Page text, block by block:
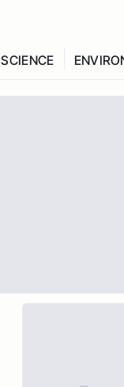
SCIENCE